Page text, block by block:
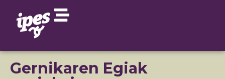
Gernikaren Egiak